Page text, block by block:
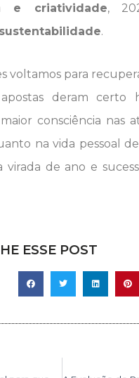
e criatividade,
.
voltamos para
deram certo
consciência nas
na vida pessoal
virada de ano e
ESSE POST